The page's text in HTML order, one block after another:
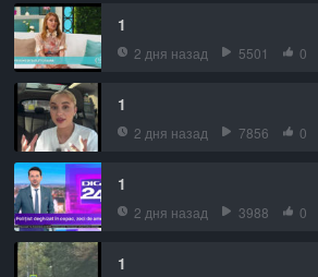
1
2 дня назад 5501 0
1
2 дня назад 7856 0
1
2 дня назад 3988 0
1